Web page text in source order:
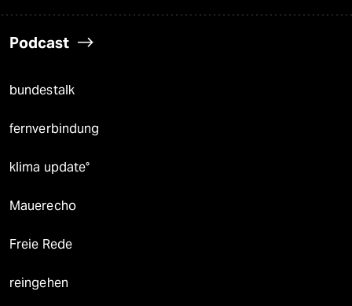
Podcast
bundestalk
fernverbindung
klima update°
Mauerecho
Freie Rede
reingehen